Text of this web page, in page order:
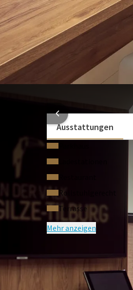
Ausstattungen
Rollstuhlgerecht
Terrasse
Mehr anzeigen